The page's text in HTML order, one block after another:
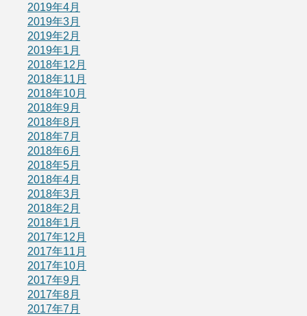
2019年4月
2019年3月
2019年2月
2019年1月
2018年12月
2018年11月
2018年10月
2018年9月
2018年8月
2018年7月
2018年6月
2018年5月
2018年4月
2018年3月
2018年2月
2018年1月
2017年12月
2017年11月
2017年10月
2017年9月
2017年8月
2017年7月